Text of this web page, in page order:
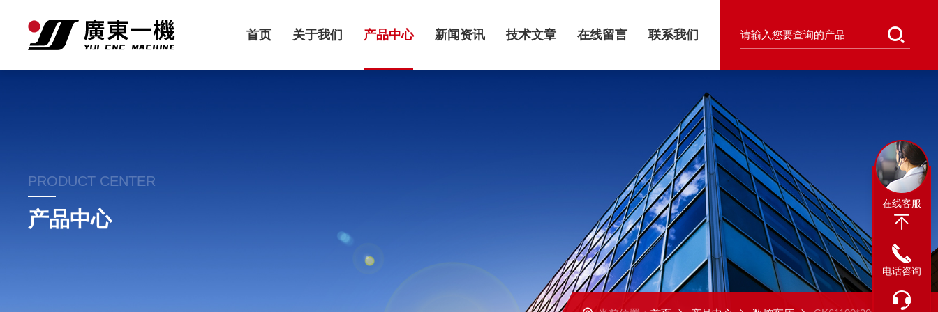
首页 关于我们 产品中心 新闻资讯 技术文章 在线留言 联系我们
PRODUCT CENTER
产品中心
在线客服
电话咨询